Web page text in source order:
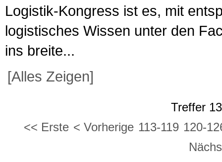
Logistik-Kongress ist es, mit
logistisches Wissen unter den
ins breite...
[Alles Zeigen]
Treffer
<< Erste < Vorherige 113-119 120-